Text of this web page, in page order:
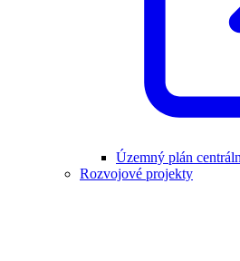
Územný plán
Rozvojové projekty